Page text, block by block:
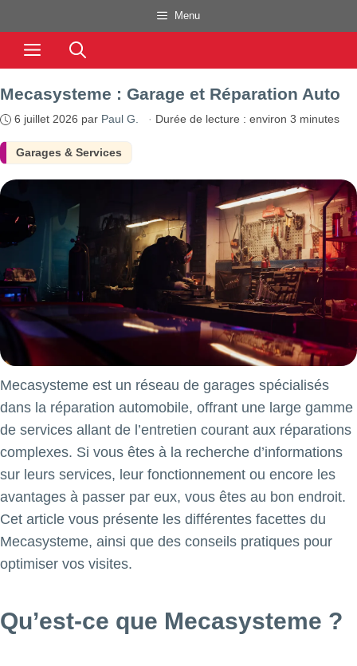
au
contenu
Menu
Menu
Garages & Services
Mecasysteme : Garage et Réparation Auto
6 juillet 2026 par Paul G. · Durée de lecture : environ 3 minutes
Mecasysteme est un réseau de garages spécialisés
dans la réparation automobile, offrant une large gamme
de services allant de l’entretien courant aux réparations
complexes. Si vous êtes à la recherche d’informations
sur leurs services, leur fonctionnement ou encore les
avantages à passer par eux, vous êtes au bon endroit.
Cet article vous présente les différentes facettes du
Mecasysteme, ainsi que des conseils pratiques pour
optimiser vos visites.
Qu’est-ce que Mecasysteme ?